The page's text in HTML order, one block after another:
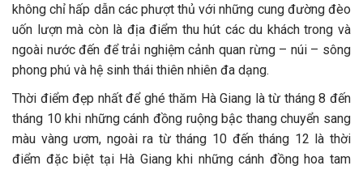
không chỉ hấp dẫn các phượt thủ với những cung đường đèo
uốn lượn mà còn là địa điểm thu hút các du khách trong và
ngoài nước đến để trải nghiệm cảnh quan rừng – núi – sông
phong phú và hệ sinh thái thiên nhiên đa dạng.
Thời điểm đẹp nhất để ghé thăm Hà Giang là từ tháng 8 đến
tháng 10 khi những cánh đồng ruộng bậc thang chuyển sang
màu vàng ươm, ngoài ra từ tháng 10 đến tháng 12 là thời
điểm đặc biệt tại Hà Giang khi những cánh đồng hoa tam